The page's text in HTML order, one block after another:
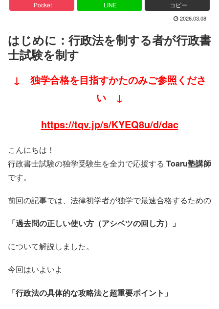
Pocket LINE コピー
2026.03.08
はじめに：行政法を制する者が行政書
士試験を制す
↓ 独学合格を目指すかたのみご参照くださ
い ↓
https://tqv.jp/s/KYEQ8u/d/dac
こんにちは！
行政書士試験の独学受験生を全力で応援する Toaru塾講師
です。
前回の記事では、法律初学者が独学で最速合格するための
「過去問の正しい使い方（アシベツの回し方）」
について解説しました。
今回はいよいよ
「行政法の具体的な攻略法と超重要ポイント」